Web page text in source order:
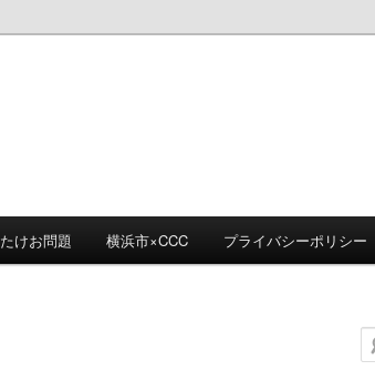
たけお問題 横浜市×CCC プライバシーポリシー
検
索